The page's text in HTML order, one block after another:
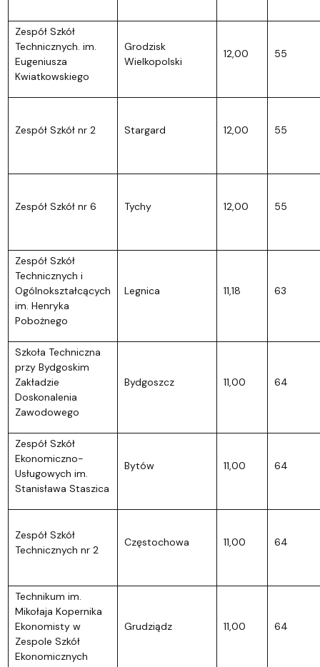
Zespół Szkół
Technicznych. im.
Eugeniusza
Kwiatkowskiego
Grodzisk
Wielkopolski
12,00 55
Zespół Szkół nr 2 Stargard 12,00 55
Zespół Szkół nr 6 Tychy 12,00 55
Zespół Szkół
Technicznych i
Ogólnokształcących
im. Henryka
Pobożnego
Legnica 11,18 63
Szkoła Techniczna
przy Bydgoskim
Zakładzie
Doskonalenia
Zawodowego
Bydgoszcz 11,00 64
Zespół Szkół
Ekonomiczno-
Usługowych im.
Stanisława Staszica
Bytów 11,00 64
Zespół Szkół
Technicznych nr 2
Częstochowa 11,00 64
Technikum im.
Mikołaja Kopernika
Ekonomisty w
Zespole Szkół
Ekonomicznych
Grudziądz 11,00 64